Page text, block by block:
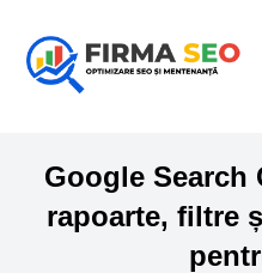
Google Search
rapoarte, filtre